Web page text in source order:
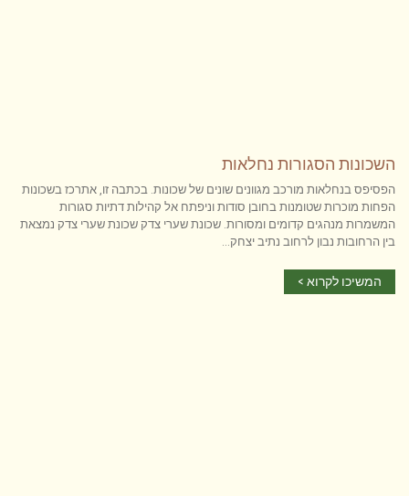
השכונות הסגורות נחלאות
הפסיפס בנחלאות מורכב מגוונים שונים של שכונות. בכתבה זו, אתרכז בשכונות
הפחות מוכרות שטומנות בחובן סודות וניפתח אל קהילות דתיות סגורות
המשמרות מנהגים קדומים ומסורות. שכונת שערי צדק שכונת שערי צדק נמצאת
בין הרחובות נבון לרחוב נתיב יצחק...
המשיכו לקרוא >